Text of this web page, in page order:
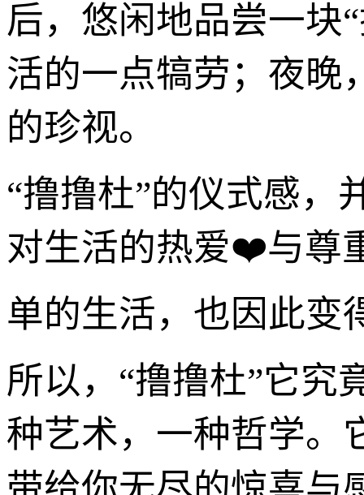
后，悠闲地品尝一块
活的一点犒劳；夜晚
的珍视。
“撸撸杜”的仪式感，
对生活的热爱❤️与尊
单的生活，也因此变
所以，“撸撸杜”它究
种艺术，一种哲学。